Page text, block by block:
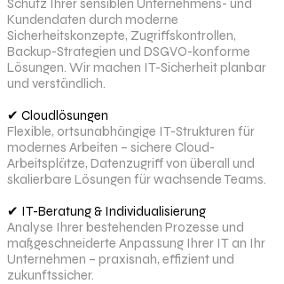
Kundendaten durch moderne
Sicherheitskonzepte, Zugriffskontrollen,
Backup-Strategien und DSGVO-konforme
Lösungen. Wir machen IT-Sicherheit planbar
und verständlich.
✔ Cloudlösungen
Flexible, ortsunabhängige IT-Strukturen für
modernes Arbeiten – sichere Cloud-
Arbeitsplätze, Datenzugriff von überall und
skalierbare Lösungen für wachsende Teams.
✔ IT-Beratung & Individualisierung
Analyse Ihrer bestehenden Prozesse und
maßgeschneiderte Anpassung Ihrer IT an Ihr
Unternehmen – praxisnah, effizient und
zukunftssicher.